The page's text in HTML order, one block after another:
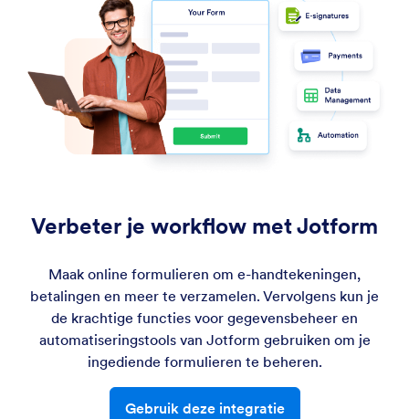
Verbeter je workflow met Jotform
Maak online formulieren om e-handtekeningen,
betalingen en meer te verzamelen. Vervolgens kun je
de krachtige functies voor gegevensbeheer en
automatiseringstools van Jotform gebruiken om je
ingediende formulieren te beheren.
Gebruik deze integratie